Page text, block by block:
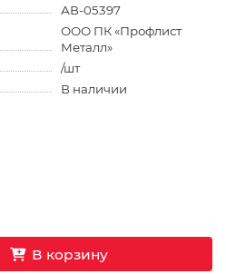
АВ-05397
ООО ПК «Профлист
Металл»
/шт
В наличии
В корзину